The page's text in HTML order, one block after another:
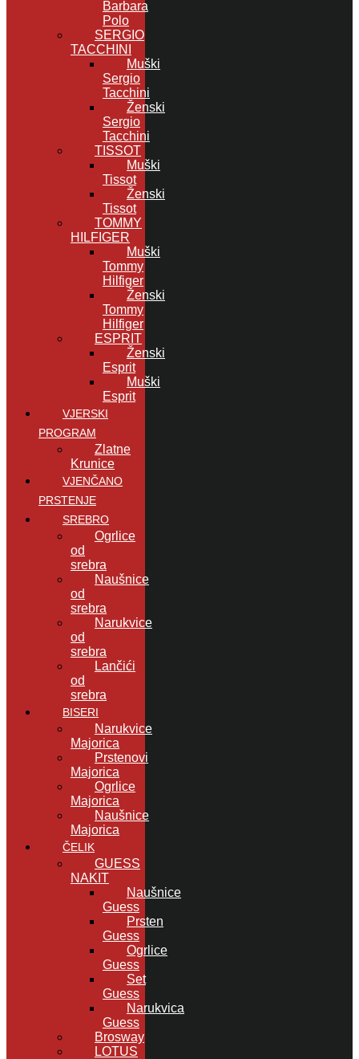
Barbara
Polo
SERGIO
TACCHINI
Muški
Sergio
Tacchini
Ženski
Sergio
Tacchini
TISSOT
Muški
Tissot
Ženski
Tissot
TOMMY
HILFIGER
Muški
Tommy
Hilfiger
Ženski
Tommy
Hilfiger
ESPRIT
Ženski
Esprit
Muški
Esprit
VJERSKI
PROGRAM
Zlatne
Krunice
VJENČANO
PRSTENJE
SREBRO
Ogrlice
od
srebra
Naušnice
od
srebra
Narukvice
od
srebra
Lančići
od
srebra
BISERI
Narukvice
Majorica
Prstenovi
Majorica
Ogrlice
Majorica
Naušnice
Majorica
ČELIK
GUESS
NAKIT
Naušnice
Guess
Prsten
Guess
Ogrlice
Guess
Set
Guess
Narukvica
Guess
Brosway
LOTUS